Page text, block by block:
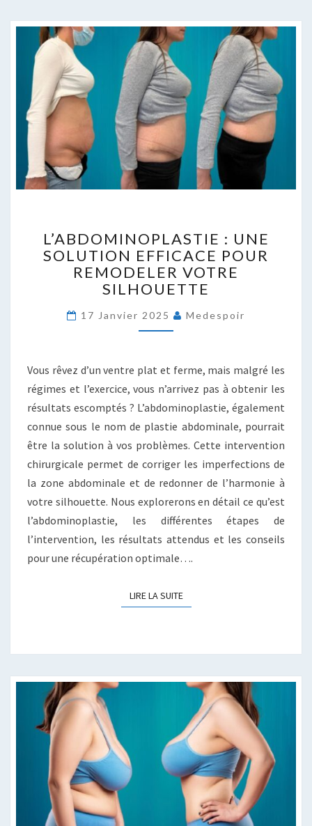
:
UNE
SOLUTION
EFFICACE
REMODELER
VOTRE
L’ABDOMINOPLASTIE : UNE
SOLUTION EFFICACE POUR
REMODELER VOTRE
SILHOUETTE
17 Janvier 2025 Medespoir
Vous rêvez d’un ventre plat et ferme, mais malgré les
régimes et l’exercice, vous n’arrivez pas à obtenir les
résultats escomptés ? L’abdominoplastie, également
connue sous le nom de plastie abdominale, pourrait
être la solution à vos problèmes. Cette intervention
chirurgicale permet de corriger les imperfections de
la zone abdominale et de redonner de l’harmonie à
votre silhouette. Nous explorerons en détail ce qu’est
l’abdominoplastie, les différentes étapes de
l’intervention, les résultats attendus et les conseils
pour une récupération optimale….
LIRE LA SUITELIRE LA SUITE